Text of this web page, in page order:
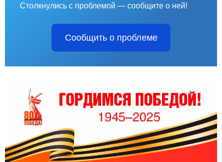
Столкнулись с проблемой — сообщите о ней!
Сообщить о проблеме